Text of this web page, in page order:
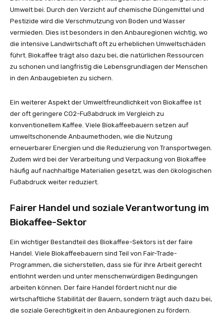
Umwelt bei. Durch den Verzicht auf chemische Düngemittel und
Pestizide wird die Verschmutzung von Boden und Wasser
vermieden. Dies ist besonders in den Anbauregionen wichtig, wo
die intensive Landwirtschaft oft zu erheblichen Umweltschäden
führt. Biokaffee trägt also dazu bei, die natürlichen Ressourcen
zu schonen und langfristig die Lebensgrundlagen der Menschen
in den Anbaugebieten zu sichern.
Ein weiterer Aspekt der Umweltfreundlichkeit von Biokaffee ist
der oft geringere CO2-Fußabdruck im Vergleich zu
konventionellem Kaffee. Viele Biokaffeebauern setzen auf
umweltschonende Anbaumethoden, wie die Nutzung
erneuerbarer Energien und die Reduzierung von Transportwegen.
Zudem wird bei der Verarbeitung und Verpackung von Biokaffee
häufig auf nachhaltige Materialien gesetzt, was den ökologischen
Fußabdruck weiter reduziert.
Fairer Handel und soziale Verantwortung im
Biokaffee-Sektor
Ein wichtiger Bestandteil des Biokaffee-Sektors ist der faire
Handel. Viele Biokaffeebauern sind Teil von Fair-Trade-
Programmen, die sicherstellen, dass sie für ihre Arbeit gerecht
entlohnt werden und unter menschenwürdigen Bedingungen
arbeiten können. Der faire Handel fördert nicht nur die
wirtschaftliche Stabilität der Bauern, sondern trägt auch dazu bei,
die soziale Gerechtigkeit in den Anbauregionen zu fördern.